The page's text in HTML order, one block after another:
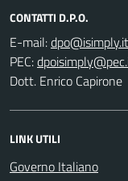
CONTATTI D.P.O.
E-mail:
PEC:
Dott. Enrico Capirone
LINK UTILI
Governo Italiano